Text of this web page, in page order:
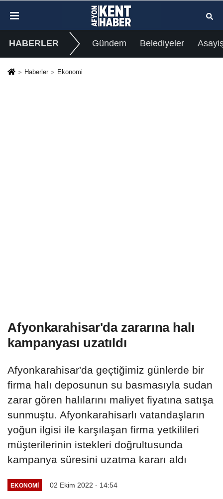
HABERLER Gündem Belediyeler
Haberler Ekonomi
Afyonkarahisar'da zararına halı
kampanyası uzatıldı
Afyonkarahisar'da geçtiğimiz günlerde bir
firma halı deposunun su basmasıyla sudan
zarar gören halılarını maliyet fiyatına satışa
sunmuştu. Afyonkarahisarlı vatandaşların
yoğun ilgisi ile karşılaşan firma yetkilileri
müşterilerinin istekleri doğrultusunda
kampanya süresini uzatma kararı aldı
EKONOMI 02 Ekim 2022 - 14:54